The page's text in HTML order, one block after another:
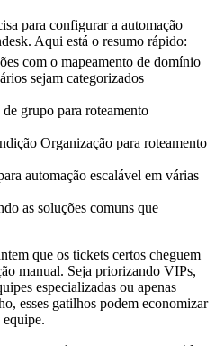
para configurar a automação
Aqui está o resumo rápido:
com o mapeamento de domínio
sejam categorizados
grupo para roteamento
Organização para roteamento
automação escalável em várias
as soluções comuns que
que os tickets certos cheguem
manual. Seja priorizando VIPs,
especializadas ou apenas
esses gatilhos podem economizar